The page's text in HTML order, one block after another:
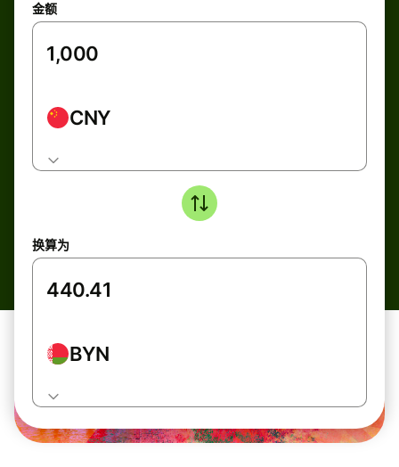
金额
CNY
换算为
BYN